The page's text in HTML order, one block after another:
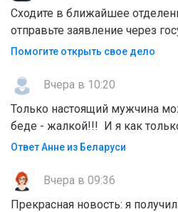
Сходите в ближайшее
отправьте заявление через
Помогите открыть свое дело
Вчера в 10:20
Только настоящий мужчина
беде - жалкой!!! И я как
Ответ Анне из Беларуси
Вчера в 09:36
Прекрасная новость: я